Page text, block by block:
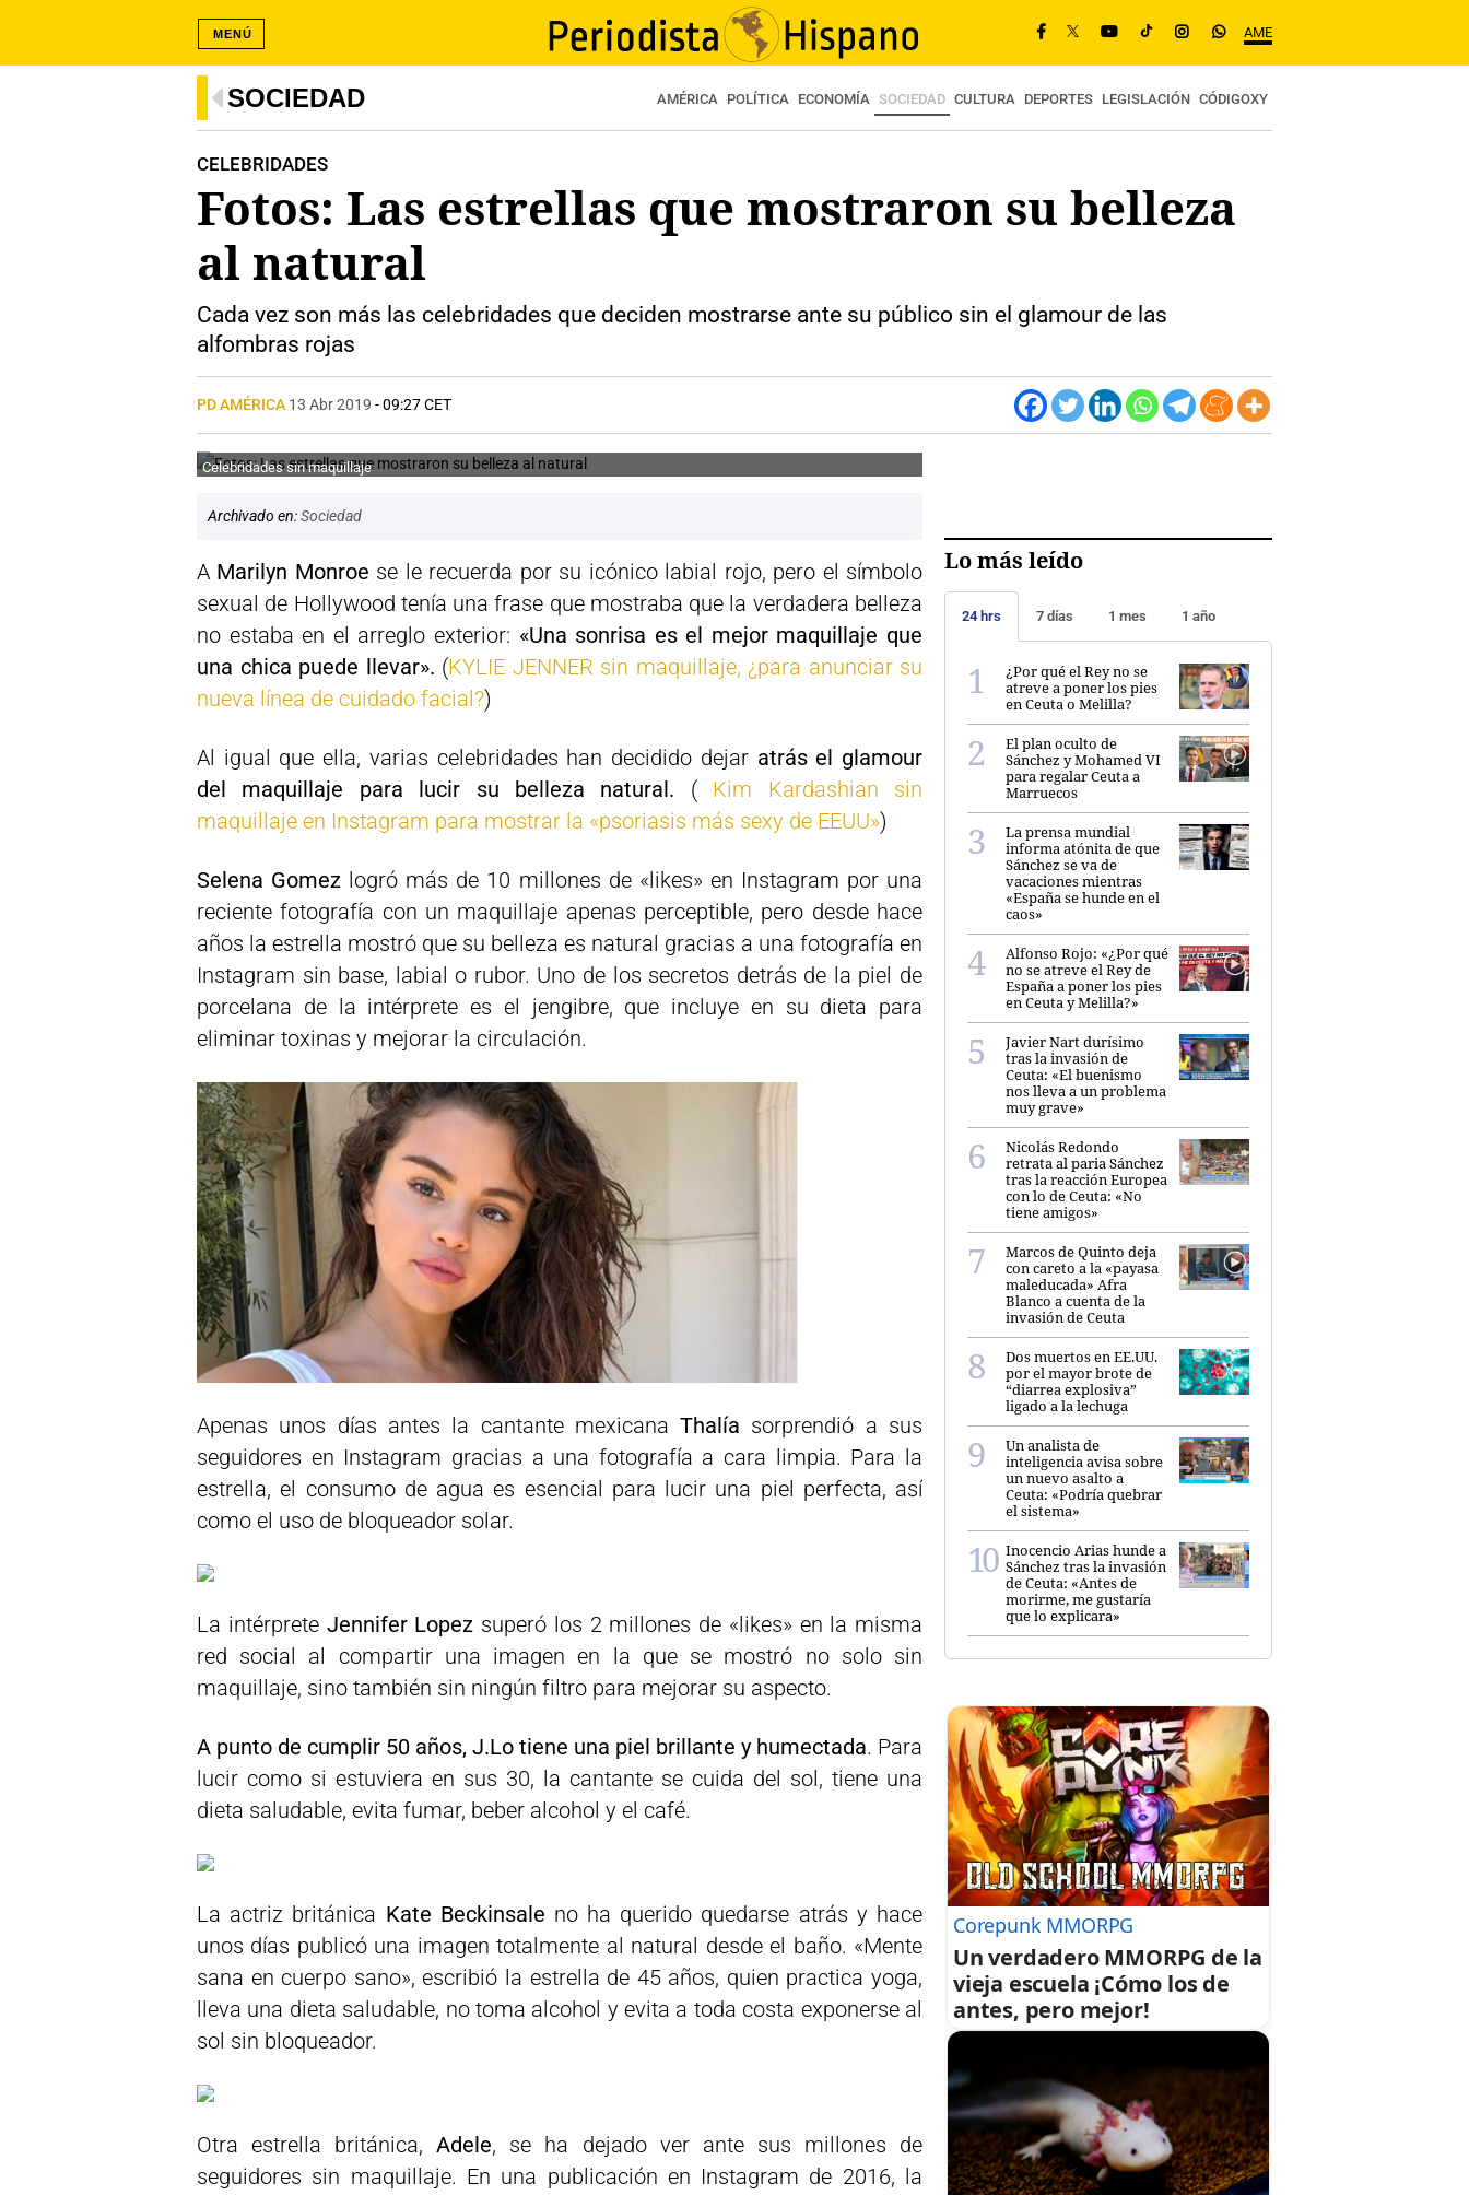
AME
MENÚ
SOCIEDAD AMÉRICA POLÍTICA ECONOMÍA SOCIEDAD CULTURA DEPORTES LEGISLACIÓN CÓDIGOXY
CELEBRIDADES
Fotos: Las estrellas que mostraron su belleza
al natural
Cada vez son más las celebridades que deciden mostrarse ante su público sin el glamour de las
alfombras rojas
PD AMÉRICA 13 Abr 2019 - 09:27 CET
Celebridades sin maquillaje
Archivado en:Sociedad
A Marilyn Monroe se le recuerda por su icónico labial rojo, pero el símbolo
sexual de Hollywood tenía una frase que mostraba que la verdadera belleza
no estaba en el arreglo exterior: «Una sonrisa es el mejor maquillaje que
una chica puede llevar». (KYLIE JENNER sin maquillaje, ¿para anunciar su
nueva línea de cuidado facial?)
Al igual que ella, varias celebridades han decidido dejar atrás el glamour
del maquillaje para lucir su belleza natural. ( Kim Kardashian sin
maquillaje en Instagram para mostrar la «psoriasis más sexy de EEUU»)
Selena Gomez logró más de 10 millones de «likes» en Instagram por una
reciente fotografía con un maquillaje apenas perceptible, pero desde hace
años la estrella mostró que su belleza es natural gracias a una fotografía en
Instagram sin base, labial o rubor. Uno de los secretos detrás de la piel de
porcelana de la intérprete es el jengibre, que incluye en su dieta para
eliminar toxinas y mejorar la circulación.
Apenas unos días antes la cantante mexicanaThalía sorprendió a sus
seguidores en Instagram gracias a una fotografía a cara limpia. Para la
estrella, el consumo de agua es esencial para lucir una piel perfecta, así
como el uso de bloqueador solar.
La intérpreteJennifer Lopez superó los 2 millones de «likes» en la misma
red social al compartir una imagen en la que se mostró no solo sin
maquillaje, sino también sin ningún filtro para mejorar su aspecto.
A punto de cumplir 50 años, J.Lo tiene una piel brillante y humectada. Para
lucir como si estuviera en sus 30, la cantante se cuida del sol, tiene una
dieta saludable, evita fumar, beber alcohol y el café.
La actriz británica Kate Beckinsale no ha querido quedarse atrás y hace
unos días publicó una imagen totalmente al natural desde el baño. «Mente
sana en cuerpo sano», escribió la estrella de 45 años, quien practica yoga,
lleva una dieta saludable, no toma alcohol y evita a toda costa exponerse al
sol sin bloqueador.
Otra estrella británica,Adele, se ha dejado ver ante sus millones de
seguidores sin maquillaje. En una publicación en Instagram de 2016, la
Lo más leído
24 hrs 7 días 1 mes 1 año
¿Por qué el Rey no se
atreve a poner los pies
en Ceuta o Melilla?
El plan oculto de
Sánchez y Mohamed VI
para regalar Ceuta a
Marruecos
La prensa mundial
informa atónita de que
Sánchez se va de
vacaciones mientras
«España se hunde en el
caos»
Alfonso Rojo: «¿Por qué
no se atreve el Rey de
España a poner los pies
en Ceuta y Melilla?»
Javier Nart durísimo
tras la invasión de
Ceuta: «El buenismo
nos lleva a un problema
muy grave»
Nicolás Redondo
retrata al paria Sánchez
tras la reacción Europea
con lo de Ceuta: «No
tiene amigos»
Marcos de Quinto deja
con careto a la «payasa
maleducada» Afra
Blanco a cuenta de la
invasión de Ceuta
Dos muertos en EE.UU.
por el mayor brote de
“diarrea explosiva”
ligado a la lechuga
Un analista de
inteligencia avisa sobre
un nuevo asalto a
Ceuta: «Podría quebrar
el sistema»
Inocencio Arias hunde a
Sánchez tras la invasión
de Ceuta: «Antes de
morirme, me gustaría
que lo explicara»
Corepunk MMORPG
Un verdadero MMORPG de la
vieja escuela ¡Cómo los de
antes, pero mejor!